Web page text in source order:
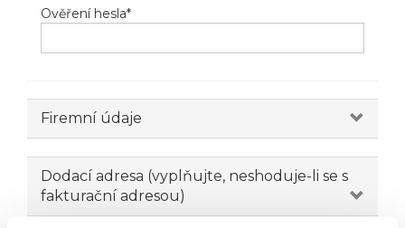
Ověření hesla*
Firemní údaje
Dodací adresa (vyplňujte, neshoduje-li se s
fakturační adresou)